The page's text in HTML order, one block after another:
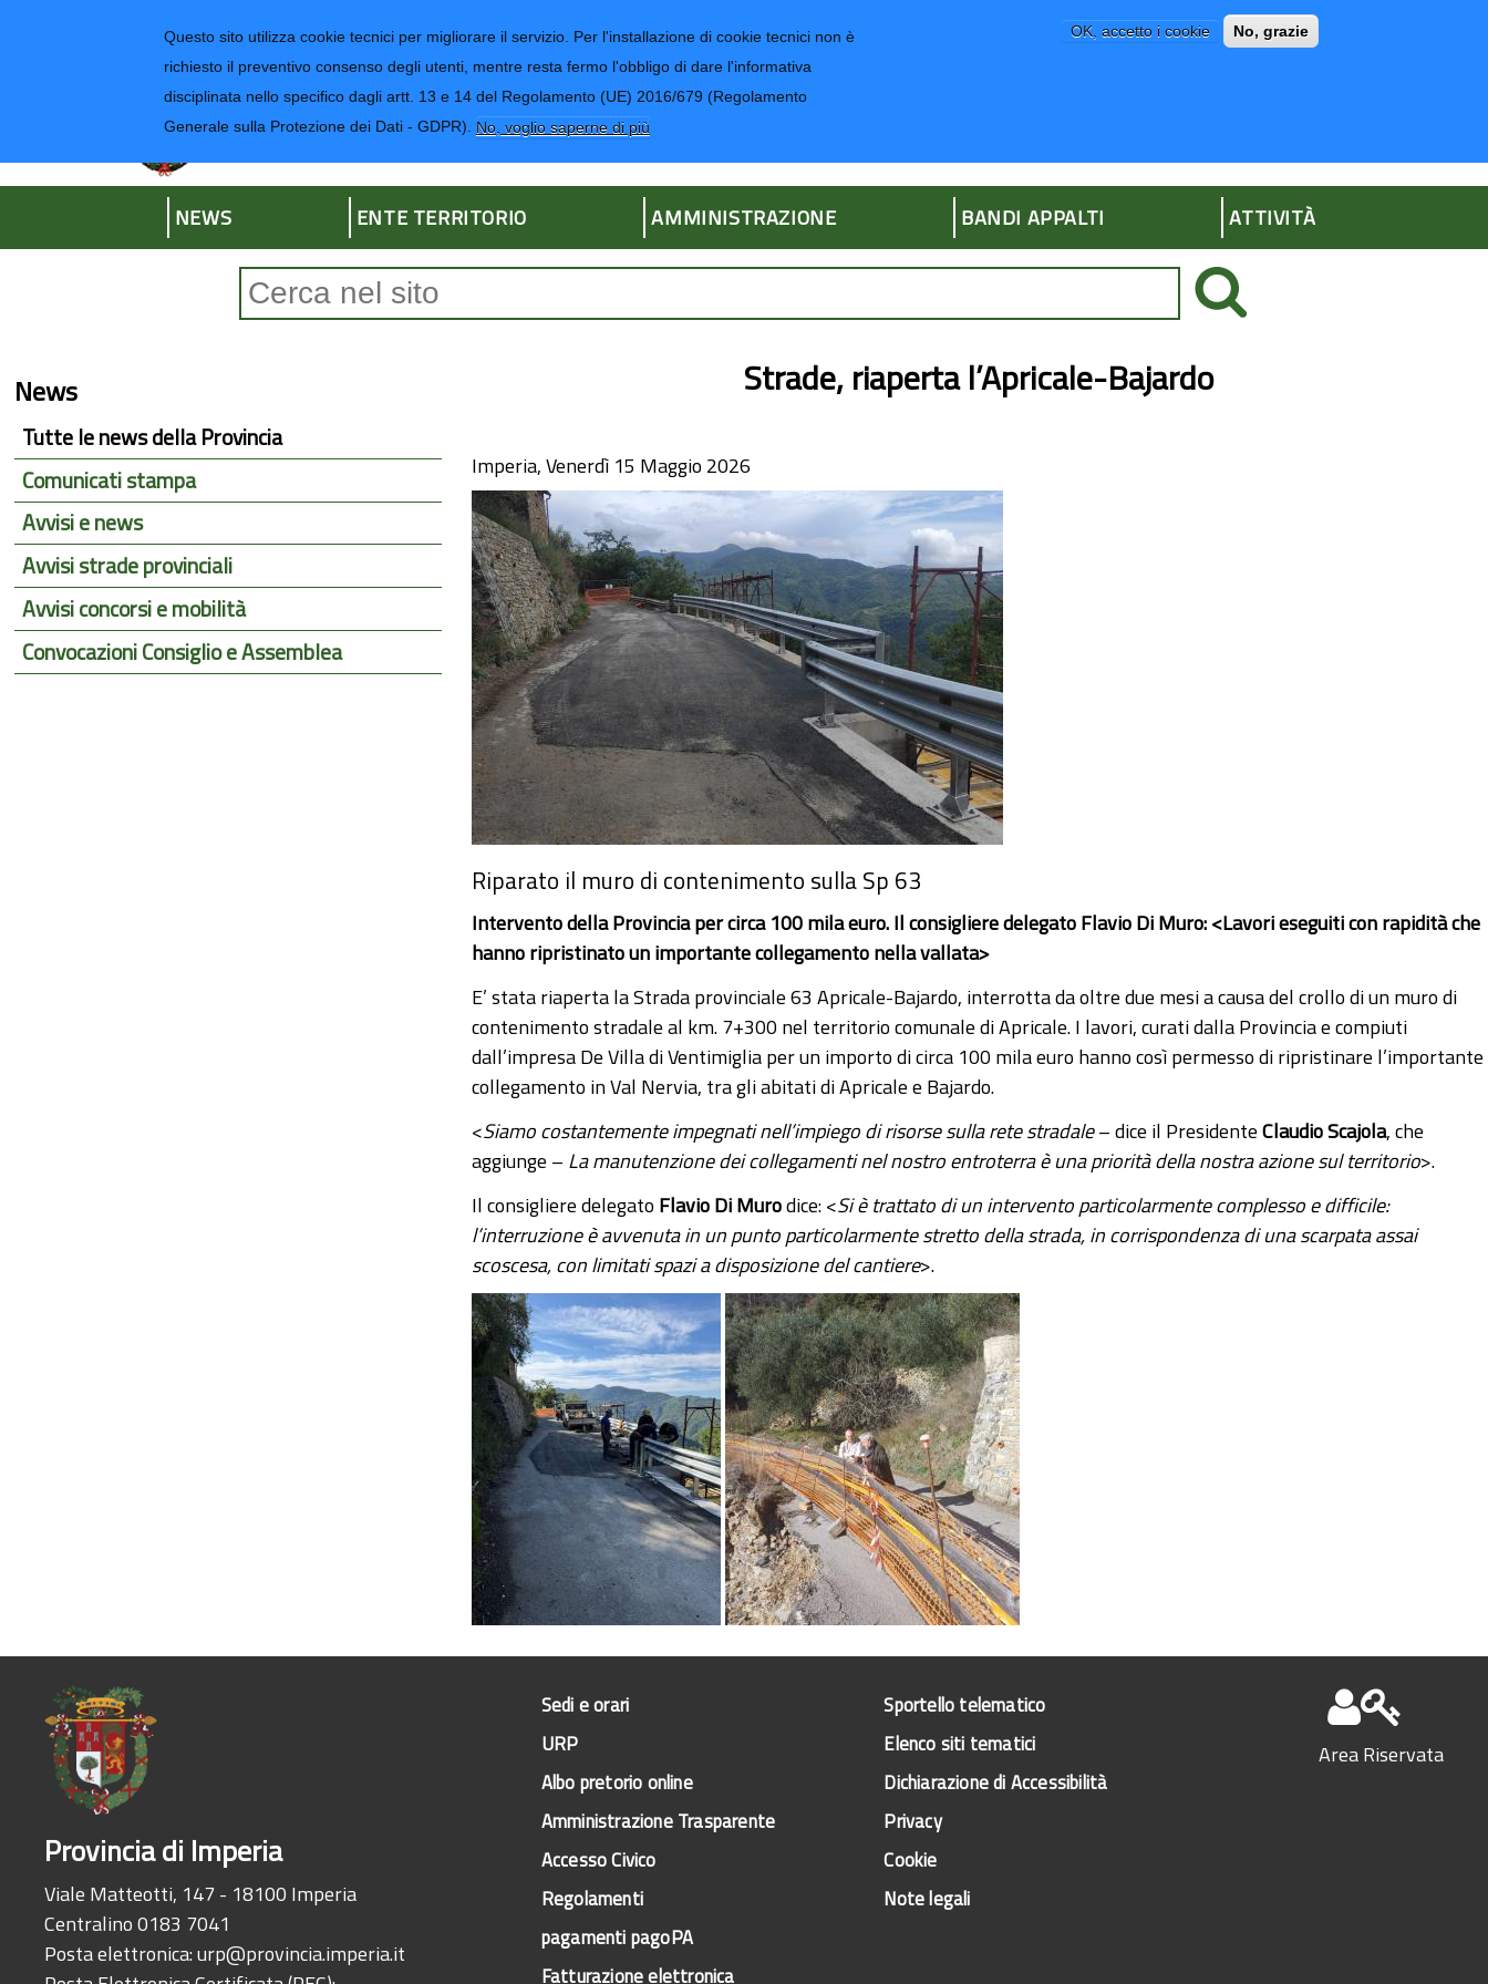
Questo sito utilizza cookie tecnici per migliorare il servizio. Per l'installazione di cookie tecnici non è
richiesto il preventivo consenso degli utenti, mentre resta fermo l'obbligo di dare l'informativa
disciplinata nello specifico dagli artt. 13 e 14 del Regolamento (UE) 2016/679 (Regolamento
Generale sulla Protezione dei Dati - GDPR). No, voglio saperne di più
OK, accetto i cookie No, grazie
Regione Liguria
Provincia di Imperia
NEWS ENTE TERRITORIO AMMINISTRAZIONE BANDI APPALTI ATTIVITÀ
Strade, riaperta l’Apricale-Bajardo
Imperia, Venerdì 15 Maggio 2026
Riparato il muro di contenimento sulla Sp 63
Intervento della Provincia per circa 100 mila euro. Il consigliere delegato Flavio Di Muro: <Lavori eseguiti con rapidità che
hanno ripristinato un importante collegamento nella vallata>
E’ stata riaperta la Strada provinciale 63 Apricale-Bajardo, interrotta da oltre due mesi a causa del crollo di un muro di
contenimento stradale al km. 7+300 nel territorio comunale di Apricale. I lavori, curati dalla Provincia e compiuti
dall’impresa De Villa di Ventimiglia per un importo di circa 100 mila euro hanno così permesso di ripristinare l’importante
collegamento in Val Nervia, tra gli abitati di Apricale e Bajardo.
<Siamo costantemente impegnati nell’impiego di risorse sulla rete stradale– dice il PresidenteClaudio Scajola, che
aggiunge – La manutenzione dei collegamenti nel nostro entroterra è una priorità della nostra azione sul territorio>.
Il consigliere delegato Flavio Di Murodice: <Si è trattato di un intervento particolarmente complesso e difficile:
l’interruzione è avvenuta in un punto particolarmente stretto della strada, in corrispondenza di una scarpata assai
scoscesa, con limitati spazi a disposizione del cantiere>.
News
Tutte le news della Provincia
Comunicati stampa
Avvisi e news
Avvisi strade provinciali
Avvisi concorsi e mobilità
Convocazioni Consiglio e Assemblea
Provincia di Imperia
Viale Matteotti, 147 - 18100 Imperia
Centralino 0183 7041
Posta elettronica:urp@provincia.imperia.it
Sedi e orari
URP
Albo pretorio online
Amministrazione Trasparente
Accesso Civico
Regolamenti
pagamenti pagoPA
Fatturazione elettronica
Sportello telematico
Elenco siti tematici
Dichiarazione di Accessibilità
Privacy
Cookie
Note legali
Area Riservata